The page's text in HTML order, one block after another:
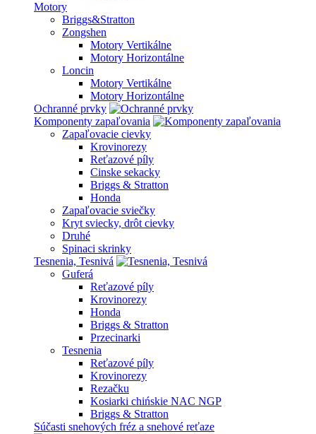
Motory
Briggs&Stratton
Zongshen
Motory Vertikálne
Motory Horizontálne
Loncin
Motory Vertikálne
Motory Horizontálne
Ochranné prvky
Komponenty zapaľovania
Zapaľovacie cievky
Krovinorezy
Reťazové píly
Cinske sekacky
Briggs & Stratton
Honda
Zapaľovacie sviečky
Kryt sviecky, drôt cievky
Druhé
Spinaci skrinky
Tesnenia, Tesnivá
Guferá
Reťazové píly
Krovinorezy
Honda
Briggs & Stratton
Przecinarki
Tesnenia
Reťazové píly
Krovinorezy
Rezačku
Kosiarki chińskie NAC NGP
Briggs & Stratton
Súčasti snehových fréz a snehové reťaze